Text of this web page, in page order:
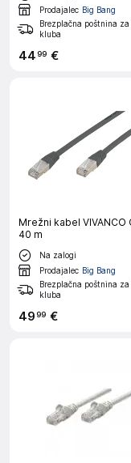
Prodajalec Big Bang
Brezplačna poštnina za
kluba
4499 €
Mrežni kabel VIVANCO
40 m
Na zalogi
Prodajalec Big Bang
Brezplačna poštnina za
kluba
4999 €